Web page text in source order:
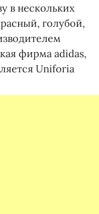
в нескольких
голубой,
фирма adidas,
Uniforia